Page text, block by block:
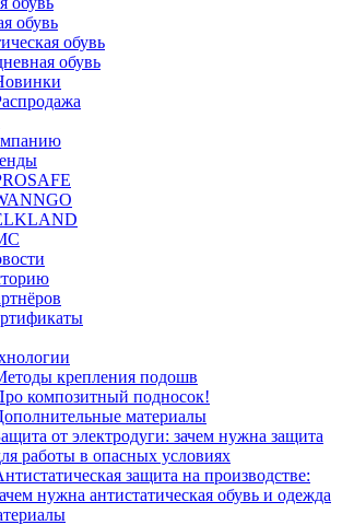
обувь
обувь
обувь
крепления подошв
композитный подносок!
материалы
от электродуги: зачем нужна защита
работы в опасных условиях
защита на производстве:
нужна антистатическая обувь и одежда